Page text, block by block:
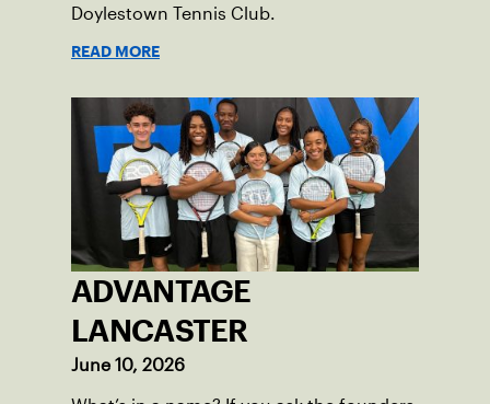
Doylestown Tennis Club.
READ MORE
ADVANTAGE
LANCASTER
June 10, 2026